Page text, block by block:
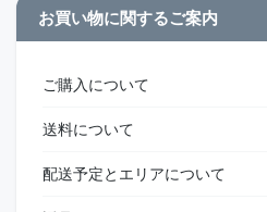
お買い物に関するご案内
ご購入について
送料について
配送予定とエリアについて